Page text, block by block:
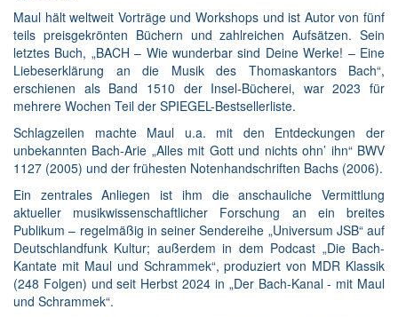
Maul hält weltweit Vorträge und Workshops und ist Autor von fünf
teils preisgekrönten Büchern und zahlreichen Aufsätzen. Sein
letztes Buch, „BACH – Wie wunderbar sind Deine Werke! – Eine
Liebeserklärung an die Musik des Thomaskantors Bach“,
erschienen als Band 1510 der Insel-Bücherei, war 2023 für
mehrere Wochen Teil der SPIEGEL-Bestsellerliste.
Schlagzeilen machte Maul u.a. mit den Entdeckungen der
unbekannten Bach-Arie „Alles mit Gott und nichts ohn’ ihn“ BWV
1127 (2005) und der frühesten Notenhandschriften Bachs (2006).
Ein zentrales Anliegen ist ihm die anschauliche Vermittlung
aktueller musikwissenschaftlicher Forschung an ein breites
Publikum – regelmäßig in seiner Sendereihe „Universum JSB“ auf
Deutschlandfunk Kultur; außerdem in dem Podcast „Die Bach-
Kantate mit Maul und Schrammek“, produziert von MDR Klassik
(248 Folgen) und seit Herbst 2024 in „Der Bach-Kanal - mit Maul
und Schrammek“.